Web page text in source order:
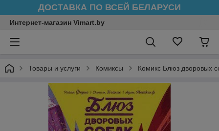
ДОСТАВКА ПО ВСЕЙ БЕЛАРУСИ
Интернет-магазин Vimart.by
Товары и услуги Комиксы Комикс Блюз дворовых